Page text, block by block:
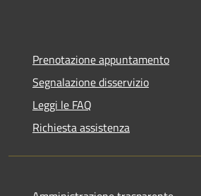
Prenotazione appuntamento
Segnalazione disservizio
Leggi le FAQ
Richiesta assistenza